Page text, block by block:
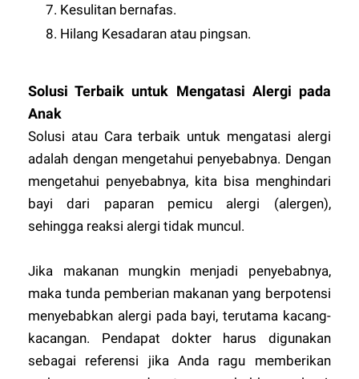
Kesulitan bernafas.
Hilang Kesadaran atau pingsan.
Solusi Terbaik untuk Mengatasi Alergi pada
Anak
Solusi atau Cara terbaik untuk mengatasi alergi
adalah dengan mengetahui penyebabnya. Dengan
mengetahui penyebabnya, kita bisa menghindari
bayi dari paparan pemicu alergi (alergen),
sehingga reaksi alergi tidak muncul.
Jika makanan mungkin menjadi penyebabnya,
maka tunda pemberian makanan yang berpotensi
menyebabkan alergi pada bayi, terutama kacang-
kacangan. Pendapat dokter harus digunakan
sebagai referensi jika Anda ragu memberikan